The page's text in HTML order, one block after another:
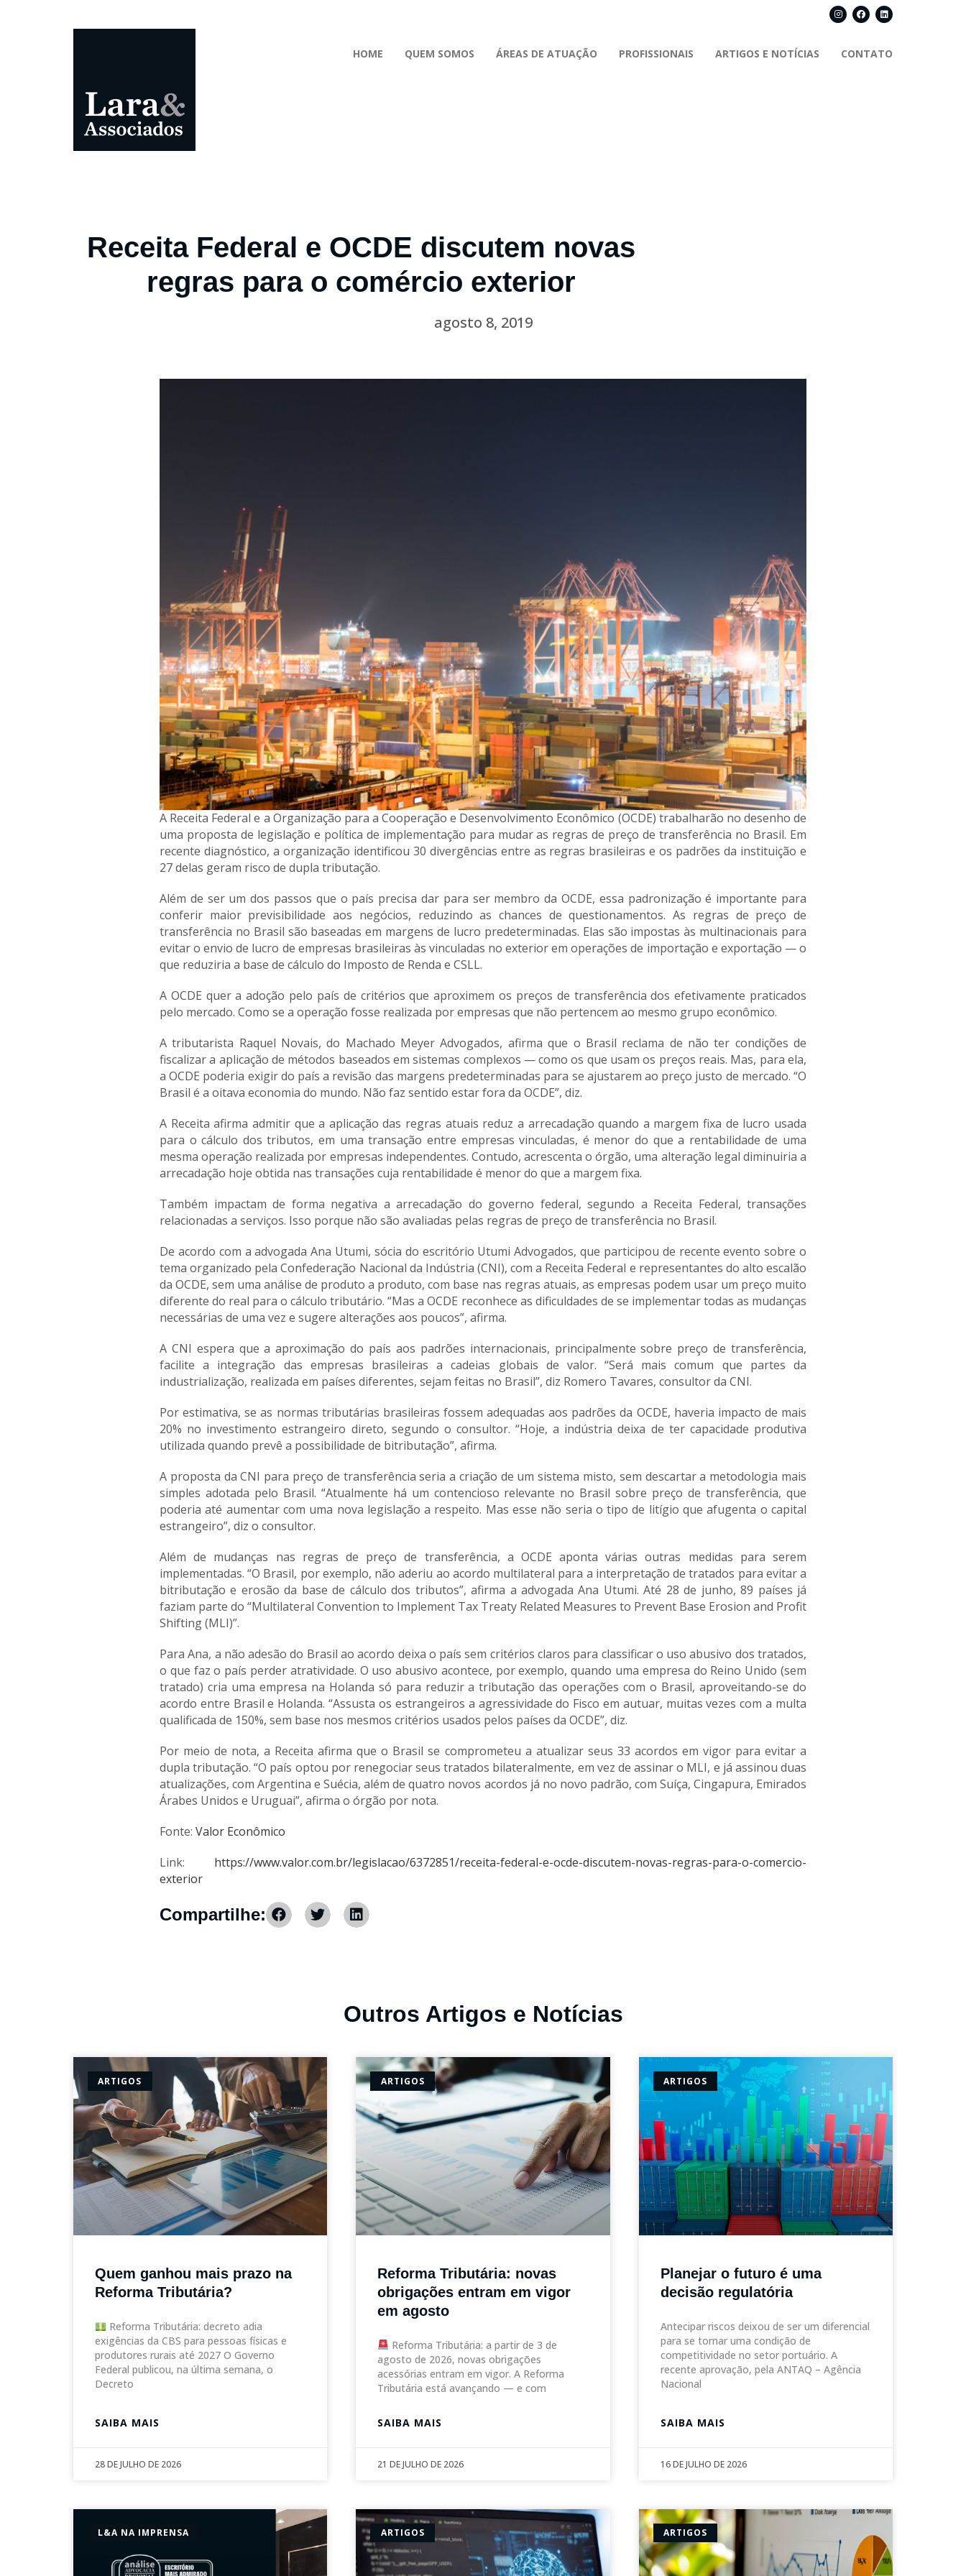
HOME QUEM SOMOS ÁREAS DE ATUAÇÃO PROFISSIONAIS ARTIGOS E NOTÍCIAS CONTATO
Receita Federal e OCDE discutem novas
regras para o comércio exterior
agosto 8, 2019
A Receita Federal e a Organização para a Cooperação e Desenvolvimento Econômico (OCDE) trabalharão no desenho de
uma proposta de legislação e política de implementação para mudar as regras de preço de transferência no Brasil. Em
recente diagnóstico, a organização identificou 30 divergências entre as regras brasileiras e os padrões da instituição e
27 delas geram risco de dupla tributação.
Além de ser um dos passos que o país precisa dar para ser membro da OCDE, essa padronização é importante para
conferir maior previsibilidade aos negócios, reduzindo as chances de questionamentos. As regras de preço de
transferência no Brasil são baseadas em margens de lucro predeterminadas. Elas são impostas às multinacionais para
evitar o envio de lucro de empresas brasileiras às vinculadas no exterior em operações de importação e exportação — o
que reduziria a base de cálculo do Imposto de Renda e CSLL.
A OCDE quer a adoção pelo país de critérios que aproximem os preços de transferência dos efetivamente praticados
pelo mercado. Como se a operação fosse realizada por empresas que não pertencem ao mesmo grupo econômico.
A tributarista Raquel Novais, do Machado Meyer Advogados, afirma que o Brasil reclama de não ter condições de
fiscalizar a aplicação de métodos baseados em sistemas complexos — como os que usam os preços reais. Mas, para ela,
a OCDE poderia exigir do país a revisão das margens predeterminadas para se ajustarem ao preço justo de mercado. “O
Brasil é a oitava economia do mundo. Não faz sentido estar fora da OCDE”, diz.
A Receita afirma admitir que a aplicação das regras atuais reduz a arrecadação quando a margem fixa de lucro usada
para o cálculo dos tributos, em uma transação entre empresas vinculadas, é menor do que a rentabilidade de uma
mesma operação realizada por empresas independentes. Contudo, acrescenta o órgão, uma alteração legal diminuiria a
arrecadação hoje obtida nas transações cuja rentabilidade é menor do que a margem fixa.
Também impactam de forma negativa a arrecadação do governo federal, segundo a Receita Federal, transações
relacionadas a serviços. Isso porque não são avaliadas pelas regras de preço de transferência no Brasil.
De acordo com a advogada Ana Utumi, sócia do escritório Utumi Advogados, que participou de recente evento sobre o
tema organizado pela Confederação Nacional da Indústria (CNI), com a Receita Federal e representantes do alto escalão
da OCDE, sem uma análise de produto a produto, com base nas regras atuais, as empresas podem usar um preço muito
diferente do real para o cálculo tributário. “Mas a OCDE reconhece as dificuldades de se implementar todas as mudanças
necessárias de uma vez e sugere alterações aos poucos”, afirma.
A CNI espera que a aproximação do país aos padrões internacionais, principalmente sobre preço de transferência,
facilite a integração das empresas brasileiras a cadeias globais de valor. “Será mais comum que partes da
industrialização, realizada em países diferentes, sejam feitas no Brasil”, diz Romero Tavares, consultor da CNI.
Por estimativa, se as normas tributárias brasileiras fossem adequadas aos padrões da OCDE, haveria impacto de mais
20% no investimento estrangeiro direto, segundo o consultor. “Hoje, a indústria deixa de ter capacidade produtiva
utilizada quando prevê a possibilidade de bitributação”, afirma.
A proposta da CNI para preço de transferência seria a criação de um sistema misto, sem descartar a metodologia mais
simples adotada pelo Brasil. “Atualmente há um contencioso relevante no Brasil sobre preço de transferência, que
poderia até aumentar com uma nova legislação a respeito. Mas esse não seria o tipo de litígio que afugenta o capital
estrangeiro”, diz o consultor.
Além de mudanças nas regras de preço de transferência, a OCDE aponta várias outras medidas para serem
implementadas. “O Brasil, por exemplo, não aderiu ao acordo multilateral para a interpretação de tratados para evitar a
bitributação e erosão da base de cálculo dos tributos”, afirma a advogada Ana Utumi. Até 28 de junho, 89 países já
faziam parte do “Multilateral Convention to Implement Tax Treaty Related Measures to Prevent Base Erosion and Profit
Shifting (MLI)”.
Para Ana, a não adesão do Brasil ao acordo deixa o país sem critérios claros para classificar o uso abusivo dos tratados,
o que faz o país perder atratividade. O uso abusivo acontece, por exemplo, quando uma empresa do Reino Unido (sem
tratado) cria uma empresa na Holanda só para reduzir a tributação das operações com o Brasil, aproveitando-se do
acordo entre Brasil e Holanda. “Assusta os estrangeiros a agressividade do Fisco em autuar, muitas vezes com a multa
qualificada de 150%, sem base nos mesmos critérios usados pelos países da OCDE”, diz.
Por meio de nota, a Receita afirma que o Brasil se comprometeu a atualizar seus 33 acordos em vigor para evitar a
dupla tributação. “O país optou por renegociar seus tratados bilateralmente, em vez de assinar o MLI, e já assinou duas
atualizações, com Argentina e Suécia, além de quatro novos acordos já no novo padrão, com Suíça, Cingapura, Emirados
Árabes Unidos e Uruguai”, afirma o órgão por nota.
Fonte: Valor Econômico
Link: https://www.valor.com.br/legislacao/6372851/receita-federal-e-ocde-discutem-novas-regras-para-o-comercio-
exterior
Compartilhe:
Outros Artigos e Notícias
ARTIGOS
Quem ganhou mais prazo na
Reforma Tributária?
Reforma Tributária: decreto adia
exigências da CBS para pessoas físicas e
produtores rurais até 2027 O Governo
Federal publicou, na última semana, o
Decreto
SAIBA MAIS
28 DE JULHO DE 2026
ARTIGOS
Reforma Tributária: novas
obrigações entram em vigor
em agosto
Reforma Tributária: a partir de 3 de
agosto de 2026, novas obrigações
acessórias entram em vigor. A Reforma
Tributária está avançando — e com
SAIBA MAIS
21 DE JULHO DE 2026
ARTIGOS
Planejar o futuro é uma
decisão regulatória
Antecipar riscos deixou de ser um diferencial
para se tornar uma condição de
competitividade no setor portuário. A
recente aprovação, pela ANTAQ – Agência
Nacional
SAIBA MAIS
16 DE JULHO DE 2026
L&A NA IMPRENSA ARTIGOS ARTIGOS